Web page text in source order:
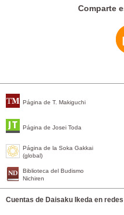
Página de T. Makiguchi
Página de Josei Toda
Página de la Soka Gakkai
(global)
Biblioteca del Budismo
Nichiren
Cuentas de Daisaku Ikeda en
Comparte